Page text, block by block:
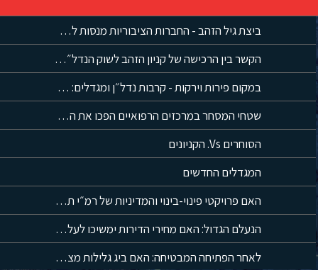
ביצת גיל הזהב - החברות הציבוריות מנסות לתפוס נתח משוק הדיור המוגן
הקשר בין הרכישה של קניון הזהב לשוק הנדל״ן המסחרי שמחשב מסלול מחדש
במקום פירות וירקות - קרבות נדל״ן ומגדלים: המהפך של שוק מחנה יהודה
שטחי המסחר במרכזים הרפואיים הפכו את המטופלים לקהל שבוי
הסוחרים Vs. הקניונים
המגדלים החדשים
האם פרויקטי פינוי-בינוי והמדיניות של רמ״י תורמים למשבר?
הנעלם הגדול: האם מחירי הדירות ימשיכו לעלות?
לאחר הפתיחה המבטיחה: האם ביג גלילות מצליח לספק את הסחורה?